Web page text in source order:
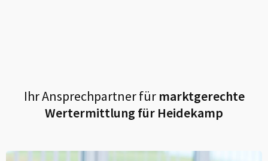
Ihr Ansprechpartner fürmarktgerechte
Wertermittlung für Heidekamp